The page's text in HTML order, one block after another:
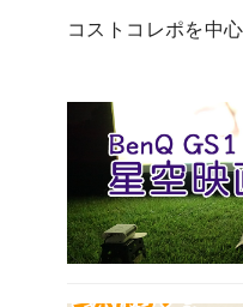
コストコレポを中